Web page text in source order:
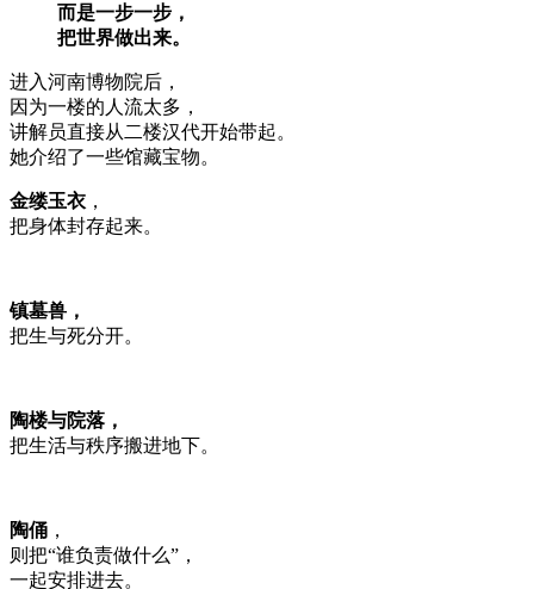
而是一步一步，
把世界做出来。
进入河南博物院后，
因为一楼的人流太多，
讲解员直接从二楼汉代开始带起。
她介绍了一些馆藏宝物。
金缕玉衣 ，
把身体封存起来。
镇墓兽，
把生与死分开。
陶楼与院落，
把生活与秩序搬进地下。
陶俑 ，
则把“谁负责做什么”，
一起安排进去。